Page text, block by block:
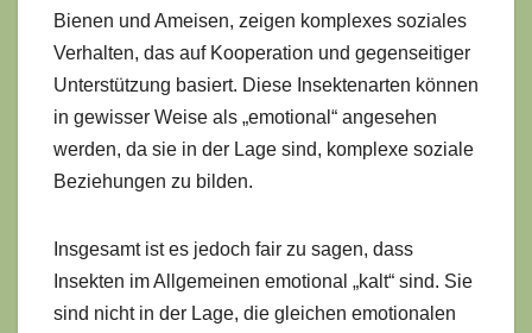
Bienen und Ameisen, zeigen komplexes soziales
Verhalten, das auf Kooperation und gegenseitiger
Unterstützung basiert. Diese Insektenarten können
in gewisser Weise als „emotional“ angesehen
werden, da sie in der Lage sind, komplexe soziale
Beziehungen zu bilden.
Insgesamt ist es jedoch fair zu sagen, dass
Insekten im Allgemeinen emotional „kalt“ sind. Sie
sind nicht in der Lage, die gleichen emotionalen